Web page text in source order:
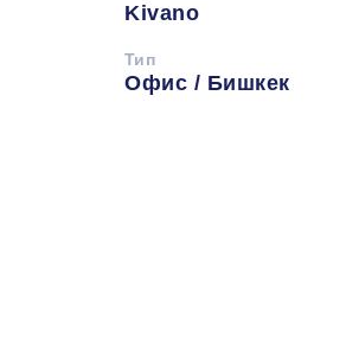
Kivano
Тип
Офис / Бишкек